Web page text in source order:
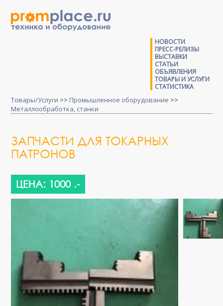
НОВОСТИ
ПРЕСС-РЕЛИЗЫ
ВЫСТАВКИ
СТАТЬИ
ОБЪЯВЛЕНИЯ
ТОВАРЫ И УСЛУГИ
СТАТИСТИКА
Товары/Услуги >> Промышленное оборудование >>
Металлообработка, станки
ЗАПЧАСТИ ДЛЯ ТОКАРНЫХ
ПАТРОНОВ
ЦЕНА: 1000 .-